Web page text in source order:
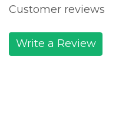
Customer reviews
Write a Review